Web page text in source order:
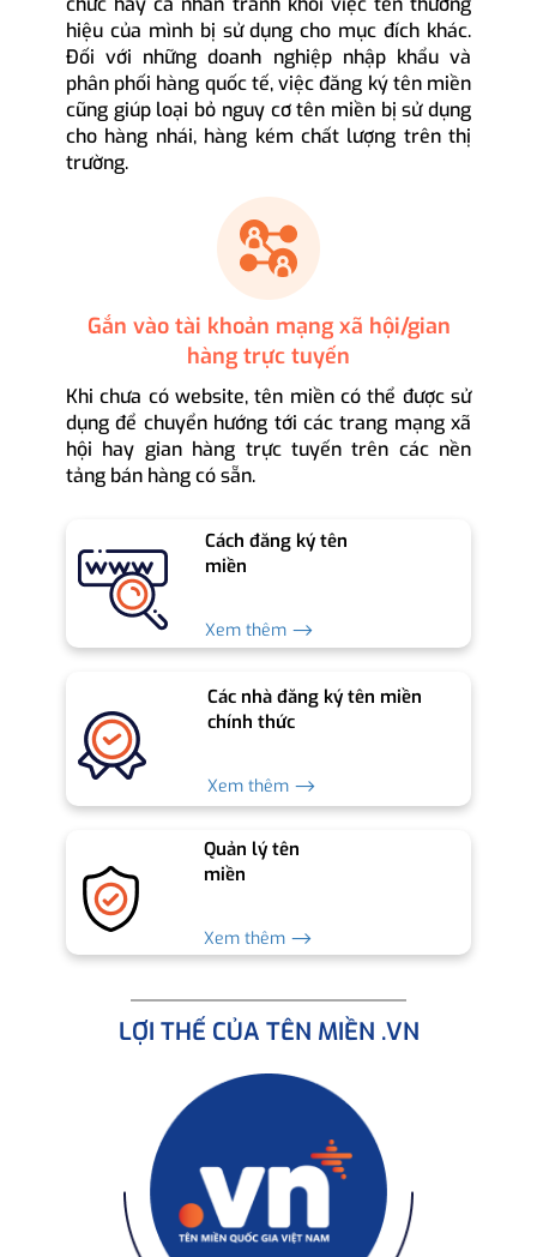
hiệu của mình bị sử dụng cho mục đích khác.
Đối với những doanh nghiệp nhập khẩu và
phân phối hàng quốc tế, việc đăng ký tên miền
cũng giúp loại bỏ nguy cơ tên miền bị sử dụng
cho hàng nhái, hàng kém chất lượng trên thị
trường.
Gắn vào tài khoản mạng xã hội/gian
hàng trực tuyến
Khi chưa có website, tên miền có thể được sử
dụng để chuyển hướng tới các trang mạng xã
hội hay gian hàng trực tuyến trên các nền
tảng bán hàng có sẵn.
Cách đăng ký tên
miền
Xem thêm ⟶
Các nhà đăng ký tên miền
chính thức
Xem thêm ⟶
Quản lý tên
miền
Xem thêm ⟶
LỢI THẾ CỦA TÊN MIỀN .VN